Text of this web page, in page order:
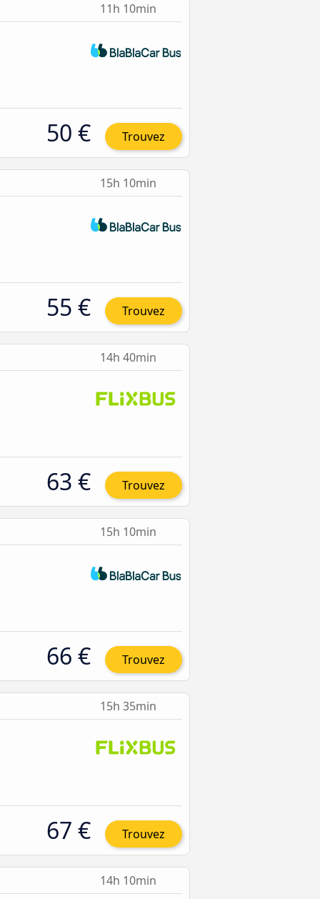
11h 10min
50 € Trouvez
15h 10min
55 € Trouvez
14h 40min
63 € Trouvez
15h 10min
66 € Trouvez
15h 35min
67 € Trouvez
14h 10min